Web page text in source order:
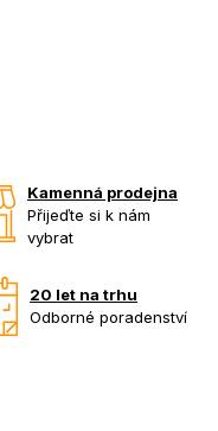
Kamenná prodejna
Přijeďte si k nám
vybrat
20 let na trhu
Odborné poradenství